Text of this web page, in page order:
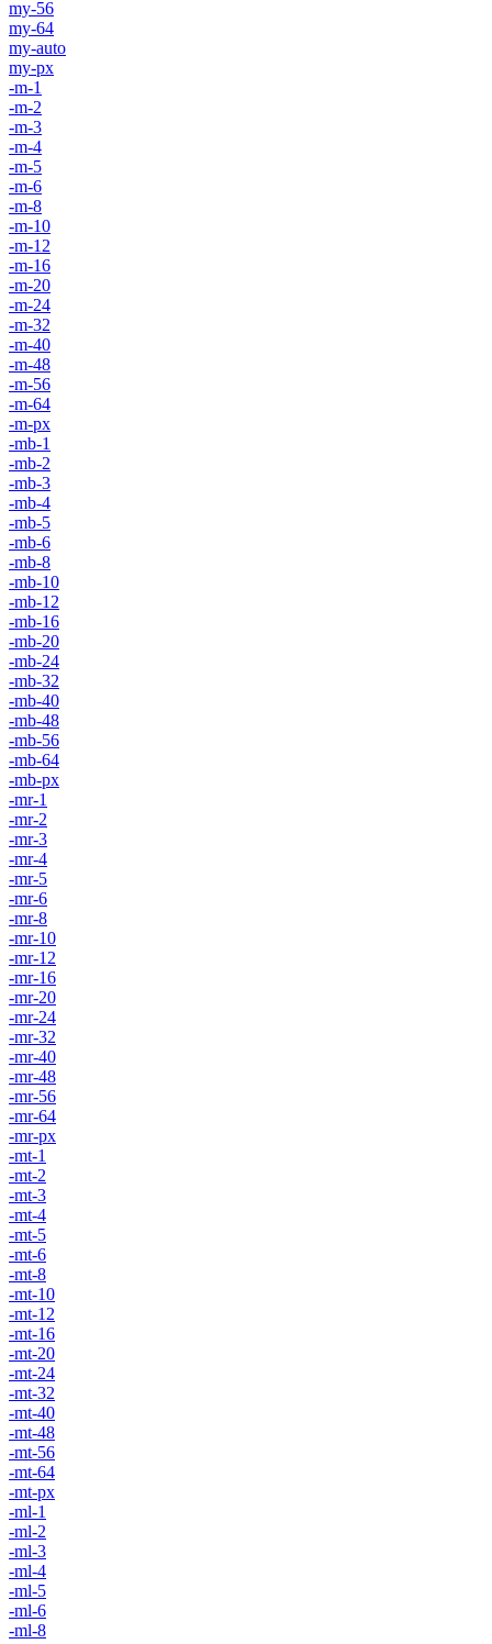
my-56
my-64
my-auto
my-px
-m-1
-m-2
-m-3
-m-4
-m-5
-m-6
-m-8
-m-10
-m-12
-m-16
-m-20
-m-24
-m-32
-m-40
-m-48
-m-56
-m-64
-m-px
-mb-1
-mb-2
-mb-3
-mb-4
-mb-5
-mb-6
-mb-8
-mb-10
-mb-12
-mb-16
-mb-20
-mb-24
-mb-32
-mb-40
-mb-48
-mb-56
-mb-64
-mb-px
-mr-1
-mr-2
-mr-3
-mr-4
-mr-5
-mr-6
-mr-8
-mr-10
-mr-12
-mr-16
-mr-20
-mr-24
-mr-32
-mr-40
-mr-48
-mr-56
-mr-64
-mr-px
-mt-1
-mt-2
-mt-3
-mt-4
-mt-5
-mt-6
-mt-8
-mt-10
-mt-12
-mt-16
-mt-20
-mt-24
-mt-32
-mt-40
-mt-48
-mt-56
-mt-64
-mt-px
-ml-1
-ml-2
-ml-3
-ml-4
-ml-5
-ml-6
-ml-8